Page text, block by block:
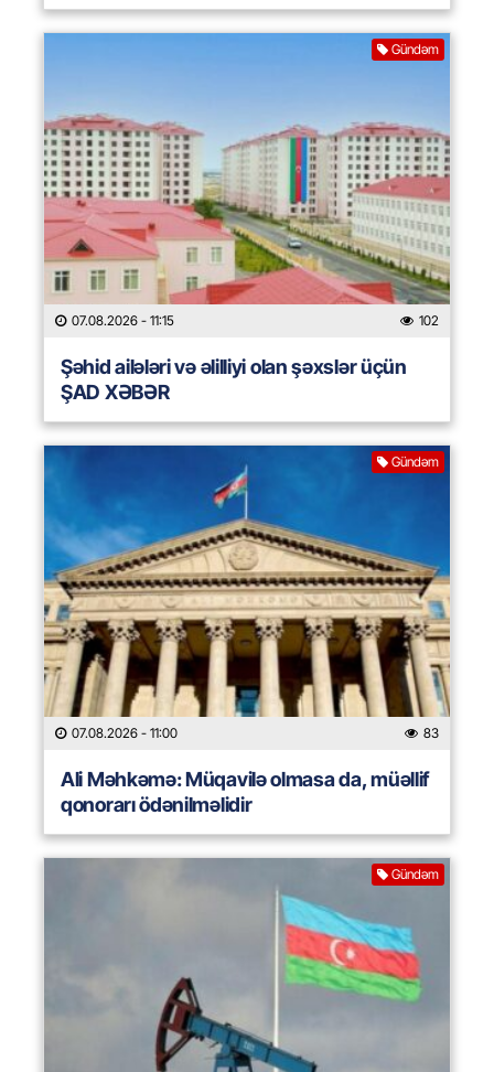
Gündəm
07.08.2026 - 11:15 102
Şəhid ailələri və əlilliyi olan şəxslər üçün
ŞAD XƏBƏR
Gündəm
07.08.2026 - 11:00 83
Ali Məhkəmə: Müqavilə olmasa da, müəllif
qonorarı ödənilməlidir
Gündəm